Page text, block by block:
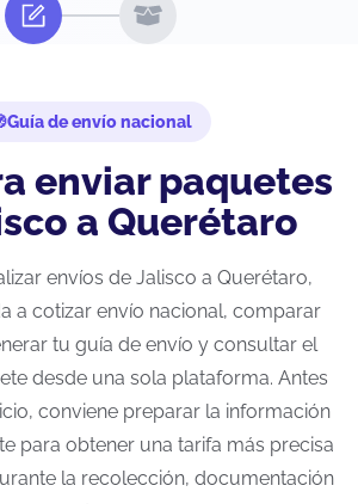
Guía de envío nacional
enviar paquetes
a Querétaro
envíos de Jalisco a Querétaro,
a cotizar envío nacional, comparar
tu guía de envío y consultar el
desde una sola plataforma. Antes
conviene preparar la información
para obtener una tarifa más precisa
la recolección, documentación